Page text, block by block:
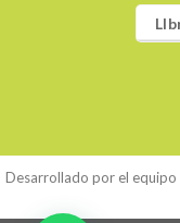
Desarrollado por el equipo